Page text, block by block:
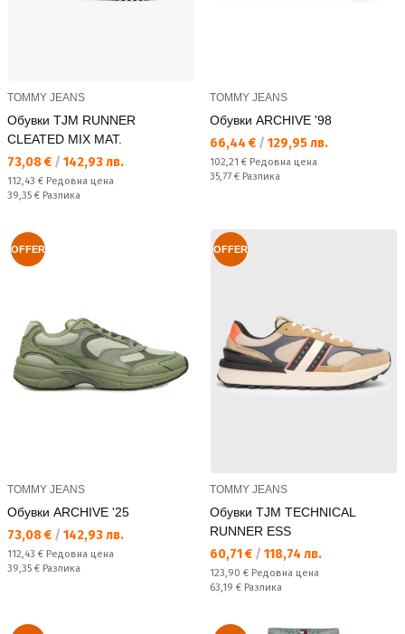
TOMMY JEANS
Обувки TJM RUNNER
CLEATED MIX MAT.
Текуща цена:
73,08 € / 142,93 лв.
Редовна цена:
112,43 € Редовна цена
Спестявате:
39,35 € Разлика
TOMMY JEANS
Обувки ARCHIVE '98
Текуща цена:
66,44 € / 129,95 лв.
Редовна цена:
102,21 € Редовна цена
Спестявате:
35,77 € Разлика
OFFER
TOMMY JEANS
Обувки ARCHIVE '25
Текуща цена:
73,08 € / 142,93 лв.
Редовна цена:
112,43 € Редовна цена
Спестявате:
39,35 € Разлика
OFFER
TOMMY JEANS
Обувки TJM TECHNICAL
RUNNER ESS
Текуща цена:
60,71 € / 118,74 лв.
Редовна цена:
123,90 € Редовна цена
Спестявате:
63,19 € Разлика